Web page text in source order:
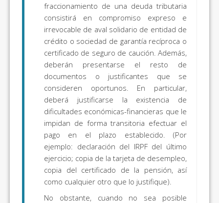
fraccionamiento de una deuda tributaria
consistirá en compromiso expreso e
irrevocable de aval solidario de entidad de
crédito o sociedad de garantía recíproca o
certificado de seguro de caución. Además,
deberán presentarse el resto de
documentos o justificantes que se
consideren oportunos. En particular,
deberá justificarse la existencia de
dificultades económicas-financieras que le
impidan de forma transitoria efectuar el
pago en el plazo establecido. (Por
ejemplo: declaración del IRPF del último
ejercicio; copia de la tarjeta de desempleo,
copia del certificado de la pensión, así
como cualquier otro que lo justifique).
No obstante, cuando no sea posible